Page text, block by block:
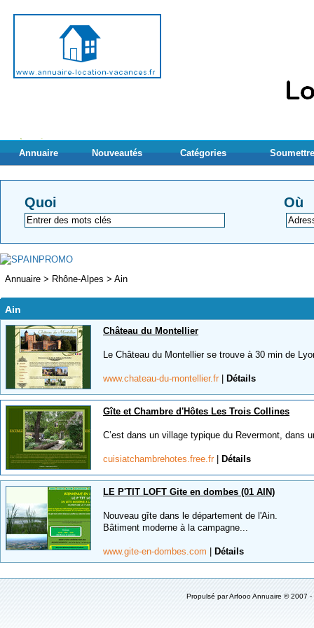
Annuaire Nouveautés Catégories
Quoi Où
Annuaire > Rhône-Alpes > Ain
Ain
Château du Montellier
Le Château du Montellier se trouve à 30 min de
www.chateau-du-montellier.fr Détails
Gîte et Chambre d'Hôtes Les Trois Collines
C’est dans un village typique du Revermont, dans
cuisiatchambrehotes.free.fr Détails
LE P'TIT LOFT Gite en dombes (01 AIN)
Nouveau gîte dans le département de l'Ain.
Bâtiment moderne à la campagne...
www.gite-en-dombes.com Détails
Propulsé par Arfooo Annuaire ©